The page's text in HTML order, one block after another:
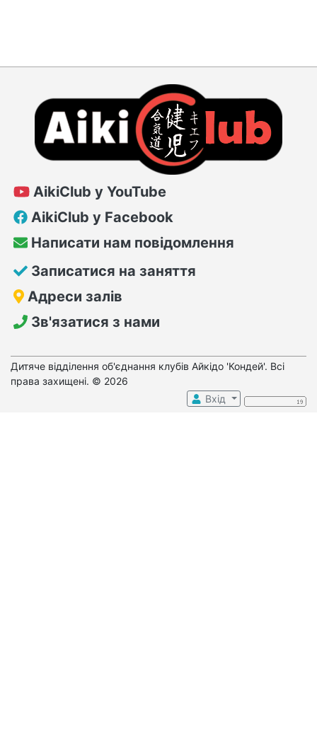
AikiClub у YouTube
AikiClub у Facebook
Написати нам повідомлення
Записатися на заняття
Адреси залів
Зв'язатися з нами
Дитяче відділення об'єднання клубів Айкідо 'Кондей'. Всі
права захищені. © 2026
Вхід